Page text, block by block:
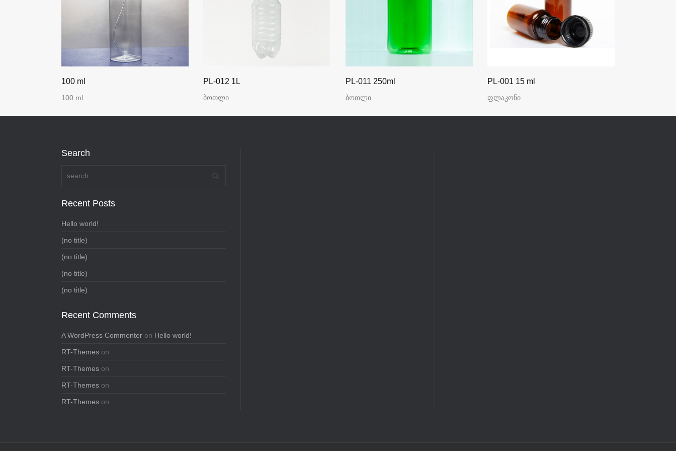
100 ml
100 ml
PL-012 1L
ბოთლი
PL-011 250ml
ბოთლი
PL-001 15 ml
ფლაკონი
Search
Recent Posts
Hello world!
(no title)
(no title)
(no title)
(no title)
Recent Comments
A WordPress Commenter on Hello world!
RT-Themes on
RT-Themes on
RT-Themes on
RT-Themes on